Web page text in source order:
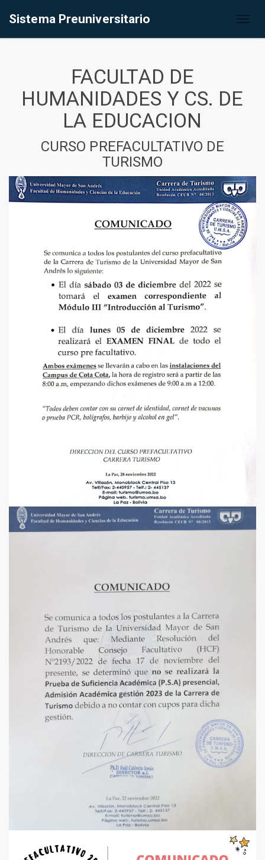
Sistema Preuniversitario
FACULTAD DE
HUMANIDADES Y CS. DE
LA EDUCACION
CURSO PREFACULTATIVO DE
TURISMO